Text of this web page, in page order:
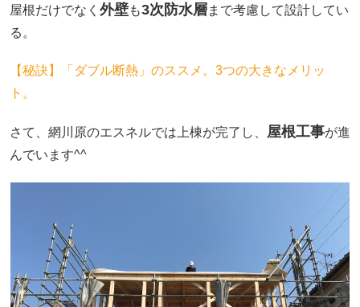
屋根だけでなく 外壁も3次防水層まで考慮して設計してい
る。
【秘訣】「ダブル断熱」のススメ。3つの大きなメリッ
ト。
さて、網川原のエスネルでは上棟が完了し、 屋根工事が進
んでいます^^